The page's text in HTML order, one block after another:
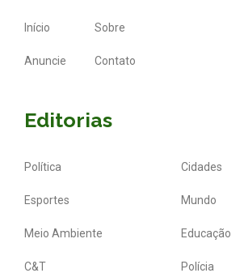
Início Sobre
Anuncie Contato
Editorias
Política Cidades
Esportes Mundo
Meio Ambiente Educação
C&T Polícia